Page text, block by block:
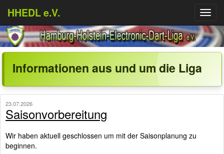
HHEDL e.V.
Menü
Informationen aus und um die Liga
23.07.2026
Saisonvorbereitung
Wir haben aktuell geschlossen um mit der Saisonplanung zu
beginnen.